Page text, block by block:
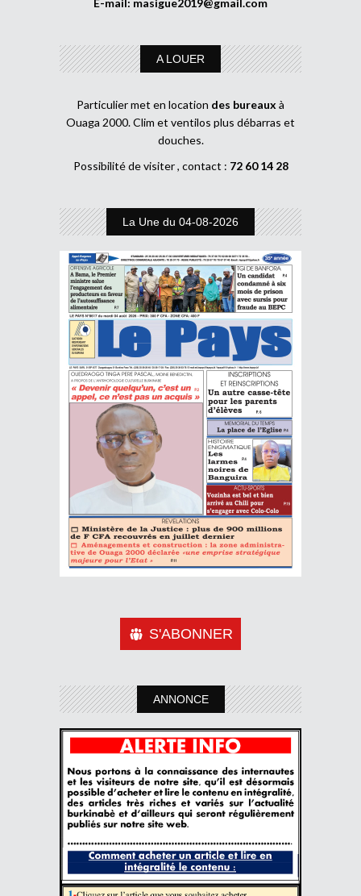
A LOUER
Particulier met en location des bureaux à
Ouaga 2000. Clim et ventilos plus débarras et
douches.
Possibilité de visiter , contact : 72 60 14 28
La Une du 04-08-2026
S'ABONNER
ANNONCE